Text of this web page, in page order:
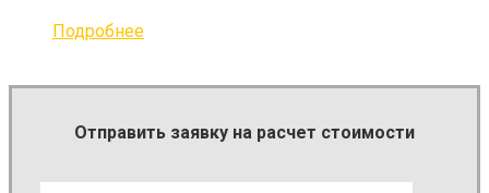
Подробнее
Отправить заявку на расчет стоимости